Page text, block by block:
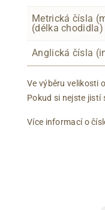
Metrická čísla
(délka chodidla)
Anglická čísla
Ve výběru velikosti
Pokud si nejste jistí
Více informací o